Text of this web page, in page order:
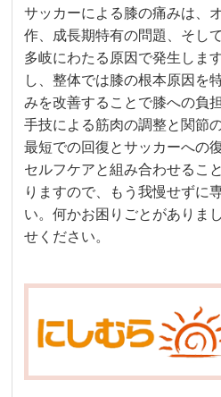
サッカーによる膝の痛みは、
作、成長期特有の問題、そし
多岐にわたる原因で発生しま
し、整体では膝の根本原因を
みを改善することで膝への負
手技による筋肉の調整と関節
最短での回復とサッカーへの
セルフケアと組み合わせるこ
りますので、もう我慢せずに
い。何かお困りごとがありま
せください。